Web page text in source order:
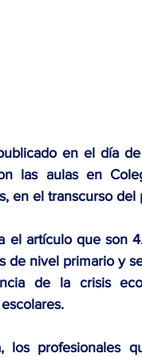
en el día
las aulas en
en el transcurso del
el artículo que son
de nivel primario y
de la crisis
los profesionales